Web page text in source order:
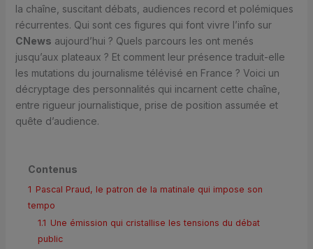
la chaîne, suscitant débats, audiences record et polémiques
récurrentes. Qui sont ces figures qui font vivre l’info sur
CNews aujourd’hui ? Quels parcours les ont menés
jusqu’aux plateaux ? Et comment leur présence traduit-elle
les mutations du journalisme télévisé en France ? Voici un
décryptage des personnalités qui incarnent cette chaîne,
entre rigueur journalistique, prise de position assumée et
quête d’audience.
Contenus
1 Pascal Praud, le patron de la matinale qui impose son
tempo
1.1 Une émission qui cristallise les tensions du débat
public